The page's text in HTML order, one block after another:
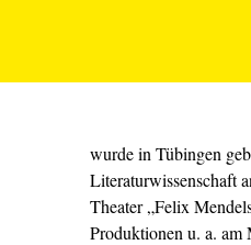
wurde in Tübingen
Literaturwissenschaft
Theater „Felix
Produktionen u. a. am